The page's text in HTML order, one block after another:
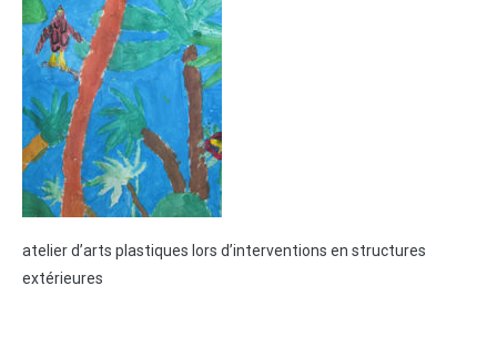
atelier d’arts plastiques lors d’interventions en structures
extérieures